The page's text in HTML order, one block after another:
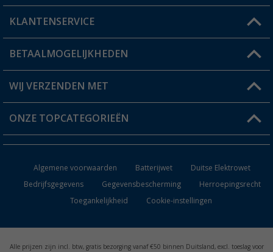
Mijn account
Status bestelling
Verlanglijstje
KLANTENSERVICE
FAQ & Contact
Verzendinformatie
Catalogus
BETAALMOGELIJKHEDEN
WIJ VERZENDEN MET
ONZE TOPCATEGORIEËN
Keukenaccessoires
Campingmeubilair
Campingtoiletten
Algemene voorwaarden Batterijwet
Duitse Elektrowet
Bedrijfsgegevens
Gegevensbescherming
Herroepingsrecht
Toegankelijkheid
Cookie-instellingen
Alle prijzen zijn incl. btw, gratis bezorging vanaf €50 binnen Duitsland, excl. toeslag voor